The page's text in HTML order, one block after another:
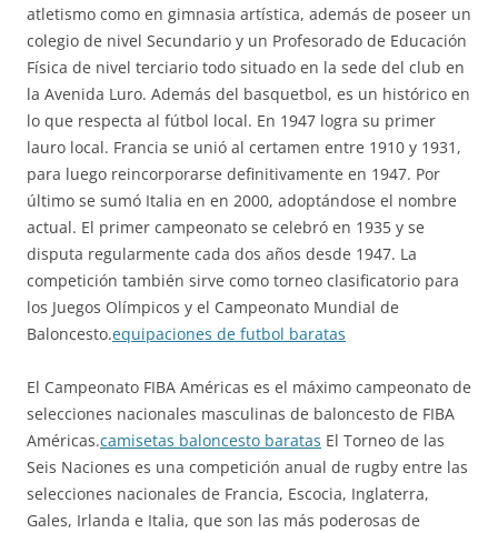
atletismo como en gimnasia artística, además de poseer un
colegio de nivel Secundario y un Profesorado de Educación
Física de nivel terciario todo situado en la sede del club en
la Avenida Luro. Además del basquetbol, es un histórico en
lo que respecta al fútbol local. En 1947 logra su primer
lauro local. Francia se unió al certamen entre 1910 y 1931,
para luego reincorporarse definitivamente en 1947. Por
último se sumó Italia en en 2000, adoptándose el nombre
actual. El primer campeonato se celebró en 1935 y se
disputa regularmente cada dos años desde 1947. La
competición también sirve como torneo clasificatorio para
los Juegos Olímpicos y el Campeonato Mundial de
Baloncesto.equipaciones de futbol baratas
El Campeonato FIBA Américas es el máximo campeonato de
selecciones nacionales masculinas de baloncesto de FIBA
Américas.camisetas baloncesto baratas El Torneo de las
Seis Naciones es una competición anual de rugby entre las
selecciones nacionales de Francia, Escocia, Inglaterra,
Gales, Irlanda e Italia, que son las más poderosas de